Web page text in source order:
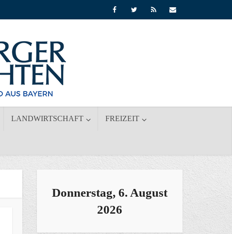
LANDWIRTSCHAFT FREIZEIT
Donnerstag, 6. August
2026